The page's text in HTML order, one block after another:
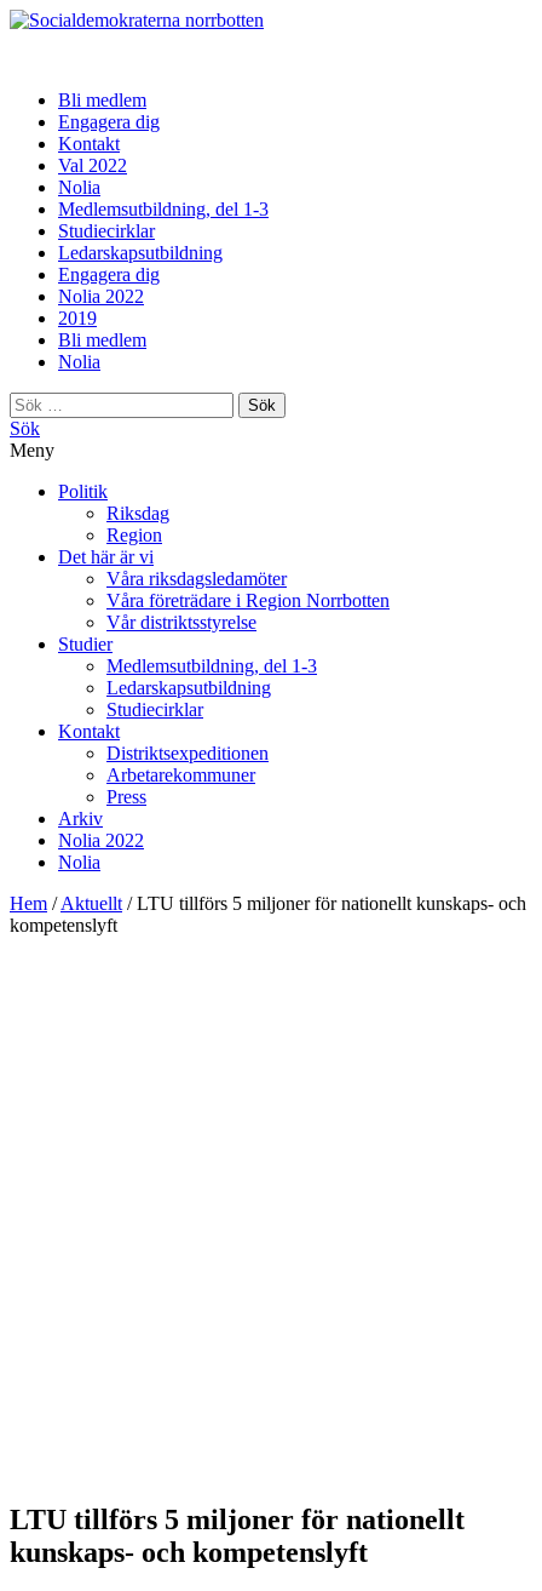
norrbotten
Bli medlem
Engagera dig
Kontakt
Val 2022
Nolia
Medlemsutbildning, del 1-3
Studiecirklar
Ledarskapsutbildning
Engagera dig
Nolia 2022
2019
Bli medlem
Nolia
Sök
efter:
Sök
Meny
Politik
Riksdag
Region
Det här är vi
Våra riksdagsledamöter
Våra företrädare i Region Norrbotten
Vår distriktsstyrelse
Studier
Medlemsutbildning, del 1-3
Ledarskapsutbildning
Studiecirklar
Kontakt
Distriktsexpeditionen
Arbetarekommuner
Press
Arkiv
Nolia 2022
Nolia
Hem /Aktuellt /LTU tillförs 5 miljoner för nationellt kunskaps- och
kompetenslyft
LTU tillförs 5 miljoner för nationellt
kunskaps- och kompetenslyft